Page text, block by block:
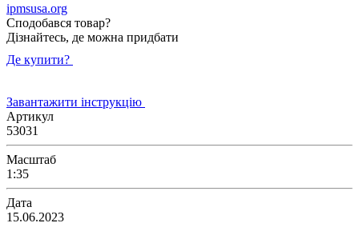
ipmsusa.org
Сподобався товар?
Дізнайтесь, де можна придбати
Де купити?
Завантажити інструкцію
Артикул
53031
Масштаб
1:35
Дата
15.06.2023